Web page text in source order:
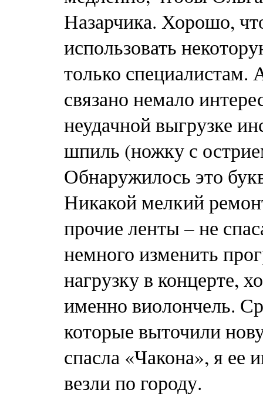
Назарчика. Хорошо,
использовать
только специалистам.
связано немало
неудачной выгрузке
шпиль (ножку с
Обнаружилось это
Никакой мелкий
прочие ленты – не
немного изменить
нагрузку в концерте,
именно виолончель.
которые выточили
спасла «Чакона», я ее
везли по городу.